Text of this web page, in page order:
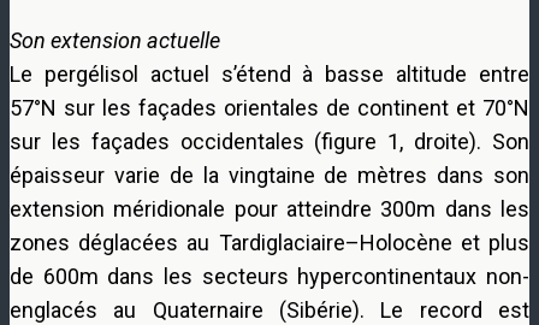
Son extension actuelle
Le pergélisol actuel s’étend à basse altitude entre
57°N sur les façades orientales de continent et 70°N
sur les façades occidentales (figure 1, droite). Son
épaisseur varie de la vingtaine de mètres dans son
extension méridionale pour atteindre 300m dans les
zones déglacées au Tardiglaciaire–Holocène et plus
de 600m dans les secteurs hypercontinentaux non-
englacés au Quaternaire (Sibérie). Le record est